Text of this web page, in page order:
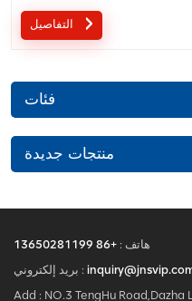
الثقيل
فئات
منتجات جديدة
هاتف : +86 13650281199
بريد إلكتروني :
Add : NO.3 TengHu Road,Dazha